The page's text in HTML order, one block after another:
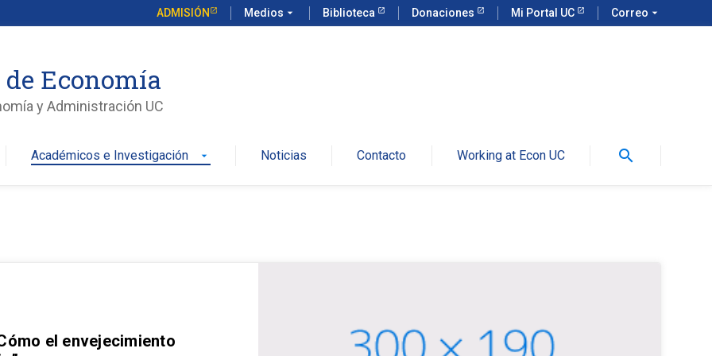
ADMISIÓN Medios arrow_drop_down Biblioteca Donaciones Mi Portal UC Correo arrow_drop_down
Economía
y Administración UC
Académicos e Investigación arrow_drop_down Noticias Contacto Working at Econ UC search
el envejecimiento